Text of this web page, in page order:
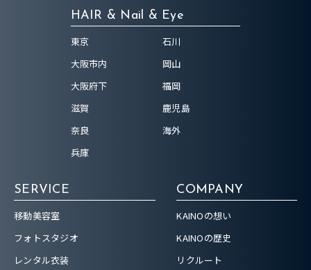
HAIR & Nail & Eye
東京
大阪市内
大阪府下
滋賀
奈良
兵庫
石川
岡山
福岡
鹿児島
海外
SERVICE
移動美容室
フォトスタジオ
レンタル衣装
COMPANY
KAINOの想い
KAINOの歴史
リクルート